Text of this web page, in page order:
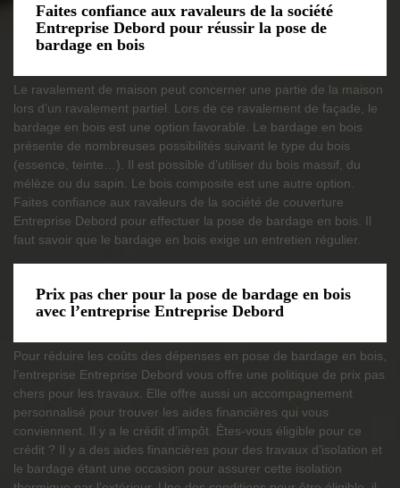
Faites confiance aux ravaleurs de la société
Entreprise Debord pour réussir la pose de
bardage en bois
Le ravalement de maison peut concerner une partie de la maison
lors d’un ravalement partiel. Lors de ce ravalement de façade, le
bardage en bois est une option favorable. Le bardage en bois
présente de nombreuses possibilités suivant le type du bois
(essence, teinte…). Il est possible d’utiliser du bois massif, du
mélèze ou du sapin. Le bois composite est une autre option.
Faites confiance aux ravaleurs de la société de couverture
Entreprise Debord pour effectuer la pose de bardage en bois. Il
faut savoir que le bardage en bois exige un entretien régulier.
Prix pas cher pour la pose de bardage en bois
avec l’entreprise Entreprise Debord
Pour réduire les coûts des dépenses en pose de bardage en bois,
l’entreprise Entreprise Debord vous offre une politique de prix pas
chers pour les travaux. Elle offre aussi un accompagnement
personnalisé pour trouver les aides financières qui vous
conviennent. Il y a le crédit d’impôt. Êtes-vous éligible pour ce
crédit ? Il y a des aides financières pour des travaux d’isolation et
le bardage étant une occasion pour assurer cette isolation